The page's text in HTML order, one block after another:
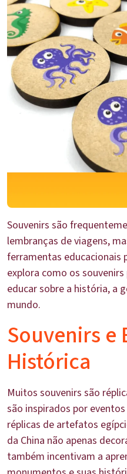
Souvenirs são
lembranças de viagens,
ferramentas educacionais
explora como os
educar sobre a história, a
mundo.
Souvenirs e
Histórica
Muitos souvenirs são
são inspirados por
réplicas de artefatos
da China não apenas
também incentivam a